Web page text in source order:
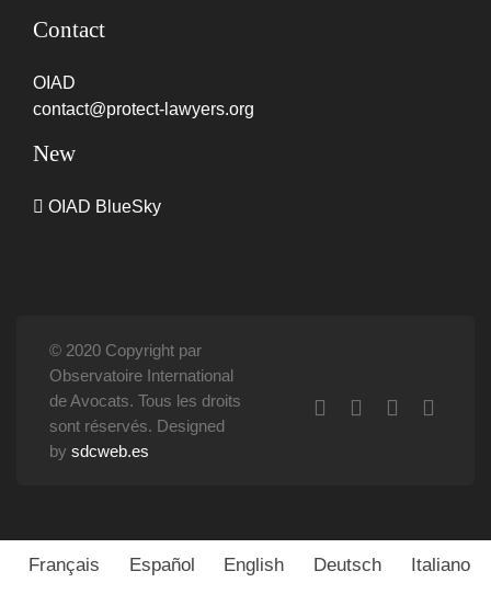
Contact
OIAD
contact@protect-lawyers.org
New
OIAD BlueSky
© 2020 Copyright par
Observatoire International
de Avocats. Tous les droits
sont réservés. Designed
by sdcweb.es
Français Español English Deutsch Italiano